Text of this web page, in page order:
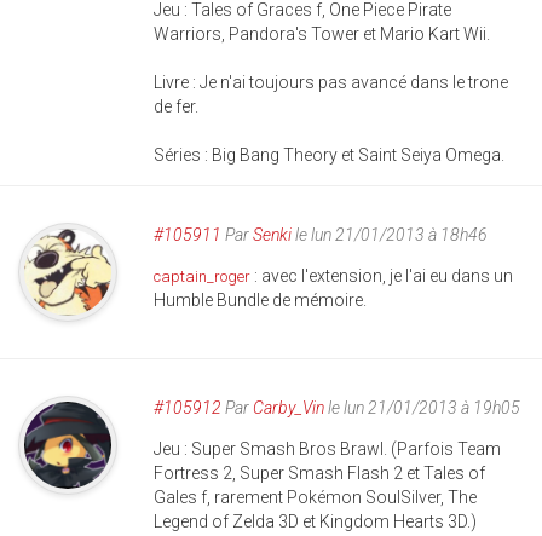
Jeu : Tales of Graces f, One Piece Pirate
Warriors, Pandora's Tower et Mario Kart Wii.
Livre : Je n'ai toujours pas avancé dans le trone
de fer.
Séries : Big Bang Theory et Saint Seiya Omega.
#105911 ParSenkile lun 21/01/2013 à 18h46
captain_roger : avec l'extension, je l'ai eu dans un
Humble Bundle de mémoire.
#105912 Par Carby_Vinle lun 21/01/2013 à 19h05
Jeu : Super Smash Bros Brawl. (Parfois Team
Fortress 2, Super Smash Flash 2 et Tales of
Gales f, rarement Pokémon SoulSilver, The
Legend of Zelda 3D et Kingdom Hearts 3D.)